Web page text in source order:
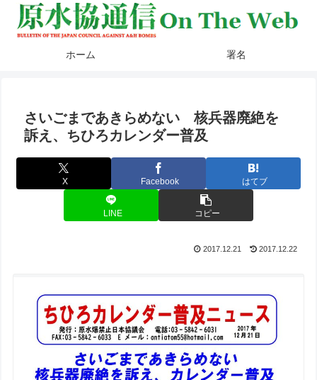
ホーム 署名
さいごまであきらめない 核兵器廃絶を
訴え、ちひろカレンダー普及
X Facebook はてブ
LINE コピー
2017.12.21 2017.12.22